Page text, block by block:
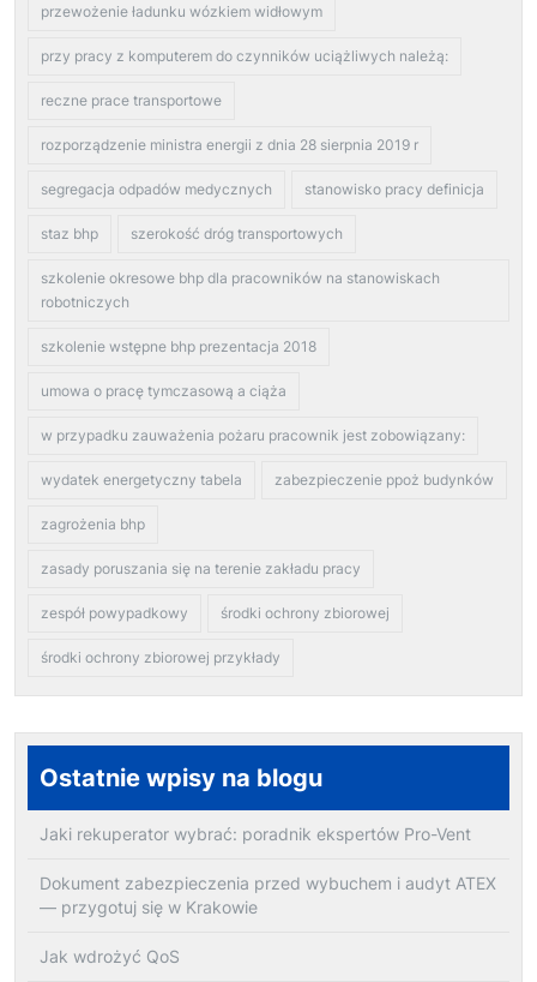
przewożenie ładunku wózkiem widłowym
przy pracy z komputerem do czynników uciążliwych należą:
reczne prace transportowe
rozporządzenie ministra energii z dnia 28 sierpnia 2019 r
segregacja odpadów medycznych stanowisko pracy definicja
staz bhp szerokość dróg transportowych
szkolenie okresowe bhp dla pracowników na stanowiskach
robotniczych
szkolenie wstępne bhp prezentacja 2018
umowa o pracę tymczasową a ciąża
w przypadku zauważenia pożaru pracownik jest zobowiązany:
wydatek energetyczny tabela zabezpieczenie ppoż budynków
zagrożenia bhp
zasady poruszania się na terenie zakładu pracy
zespół powypadkowy środki ochrony zbiorowej
środki ochrony zbiorowej przykłady
Ostatnie wpisy na blogu
Jaki rekuperator wybrać: poradnik ekspertów Pro-Vent
Dokument zabezpieczenia przed wybuchem i audyt ATEX
— przygotuj się w Krakowie
Jak wdrożyć QoS